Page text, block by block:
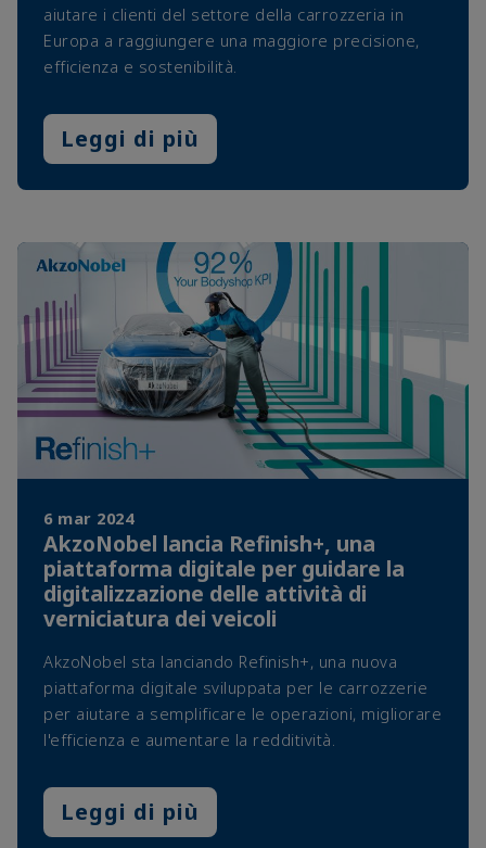
aiutare i clienti del settore della carrozzeria in
Europa a raggiungere una maggiore precisione,
efficienza e sostenibilità.
Leggi di più
6 mar 2024
AkzoNobel lancia Refinish+, una
piattaforma digitale per guidare la
digitalizzazione delle attività di
verniciatura dei veicoli
AkzoNobel sta lanciando Refinish+, una nuova
piattaforma digitale sviluppata per le carrozzerie
per aiutare a semplificare le operazioni, migliorare
l'efficienza e aumentare la redditività.
Leggi di più